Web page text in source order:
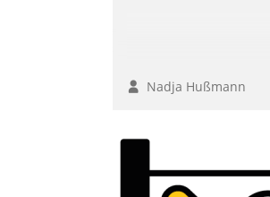
Nadja Hußmann